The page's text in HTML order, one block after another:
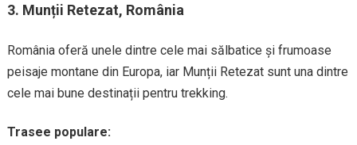
3. Munții Retezat, România
România oferă unele dintre cele mai sălbatice și frumoase
peisaje montane din Europa, iar Munții Retezat sunt una dintre
cele mai bune destinații pentru trekking.
Trasee populare: